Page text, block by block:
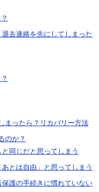
去連絡を先にしてしまった
まったら？リカバリー方法
のか？
同じだと思ってしまう
とは自由」と思ってしまう
護の手続きに慣れていない